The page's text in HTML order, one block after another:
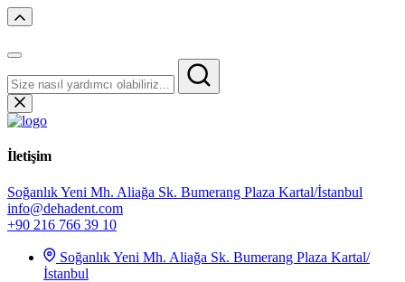
İletişim
Soğanlık Yeni Mh. Aliağa Sk. Bumerang Plaza Kartal/İstanbul
info@dehadent.com
+90 216 766 39 10
Soğanlık Yeni Mh. Aliağa Sk. Bumerang Plaza Kartal/
İstanbul